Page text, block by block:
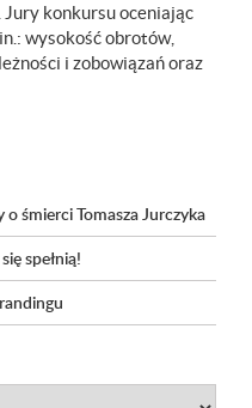
Jury konkursu oceniając
wysokość obrotów,
i zobowiązań oraz
śmierci Tomasza Jurczyka
spełnią!